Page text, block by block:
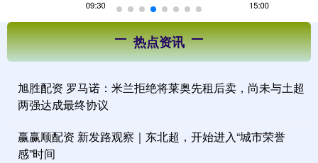
热点资讯
旭胜配资 罗马诺：米兰拒绝将莱奥先租后卖，尚未与土超
两强达成最终协议
赢赢顺配资 新发路观察｜东北超，开始进入“城市荣誉
感”时间